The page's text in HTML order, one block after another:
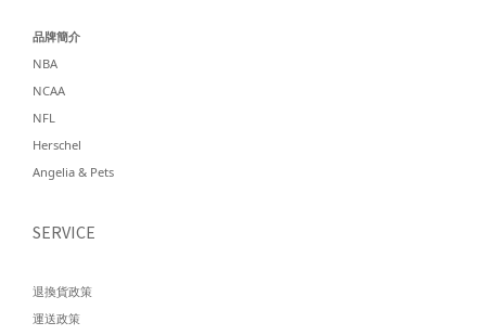
品牌簡介
NBA
NCAA
NFL
Herschel
Angelia & Pets
SERVICE
退換貨政策
運送政策